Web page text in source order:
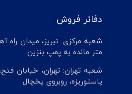
دفاتر فروش
متر مانده به پمپ بنزین
شعبه تهران: تهران، خیابان
پاستوریزه، روبروی یخچال